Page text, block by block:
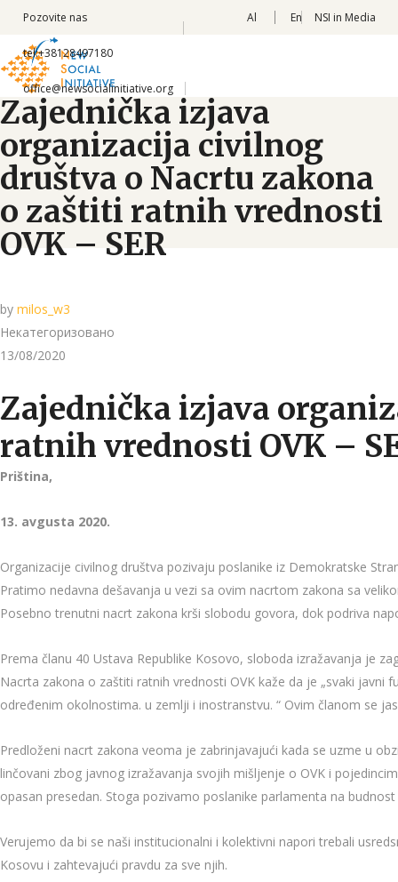
Pozovite nas
tel:+38128497180
office@newsocialinitiative.org
Al En NSI in Media
Zajednička izjava
organizacija civilnog
društva o Nacrtu zakona
o zaštiti ratnih vrednosti
OVK – SER
by milos_w3
Некатегоризовано
13/08/2020
Zajednička izjava
ratnih vrednosti OVK –
Priština,
13. avgusta 2020.
Organizacije civilnog društva pozivaju poslanike iz Demokratske
Pratimo nedavna dešavanja u vezi sa ovim nacrtom zakona sa
Posebno trenutni nacrt zakona krši slobodu govora, dok podriva
Prema članu 40 Ustava Republike Kosovo, sloboda izražavanja je
Nacrta zakona o zaštiti ratnih vrednosti OVK kaže da je „svaki
određenim okolnostima. u zemlji i inostranstvu. “ Ovim članom se
Predloženi nacrt zakona veoma je zabrinjavajući kada se uzme u
linčovani zbog javnog izražavanja svojih mišljenje o OVK i
opasan presedan. Stoga pozivamo poslanike parlamenta na
Verujemo da bi se naši institucionalni i kolektivni napori trebali
Kosovu i zahtevajući pravdu za sve njih.